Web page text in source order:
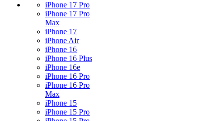
iPhone 17 Pro
iPhone 17 Pro
Max
iPhone 17
iPhone Air
iPhone 16
iPhone 16 Plus
iPhone 16e
iPhone 16 Pro
iPhone 16 Pro
Max
iPhone 15
iPhone 15 Pro